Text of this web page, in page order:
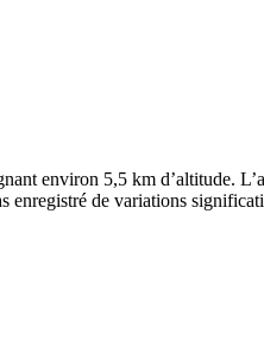
environ 5,5 km d’altitude.
enregistré de variations